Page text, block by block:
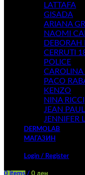
LATTAFA
GISADA
ARIANA
NAOMI
CERRUTI
POLICE
CAROLINA
PACO
KENZO
NINA RICCI
JEAN
JENNIFER
DERMOLAB
МАГАЗИН
Login / Register